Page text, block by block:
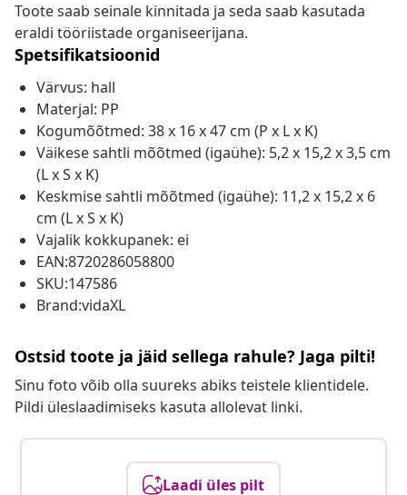
Toote saab seinale kinnitada ja seda saab kasutada
eraldi tööriistade organiseerijana.
Spetsifikatsioonid
Värvus: hall
Materjal: PP
Kogumõõtmed: 38 x 16 x 47 cm (P x L x K)
Väikese sahtli mõõtmed (igaühe): 5,2 x 15,2 x 3,5 cm
(L x S x K)
Keskmise sahtli mõõtmed (igaühe): 11,2 x 15,2 x 6
cm (L x S x K)
Vajalik kokkupanek: ei
EAN:8720286058800
SKU:147586
Brand:vidaXL
Ostsid toote ja jäid sellega rahule? Jaga pilti!
Sinu foto võib olla suureks abiks teistele klientidele.
Pildi üleslaadimiseks kasuta allolevat linki.
Laadi üles pilt